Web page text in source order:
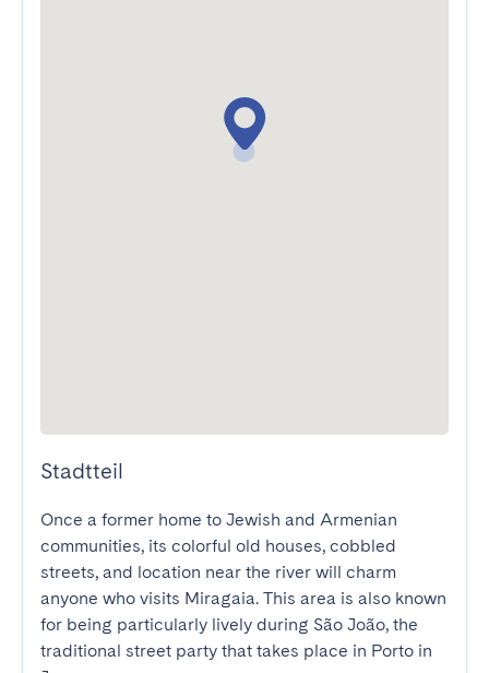
Stadtteil
Once a former home to Jewish and Armenian
communities, its colorful old houses, cobbled
streets, and location near the river will charm
anyone who visits Miragaia. This area is also known
for being particularly lively during São João, the
traditional street party that takes place in Porto in